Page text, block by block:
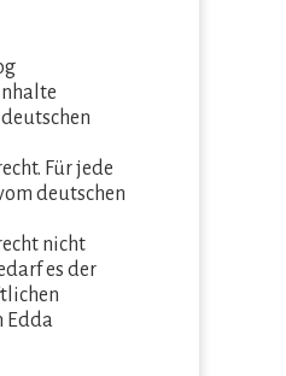
Für jede
deutschen
nicht
es der
Edda